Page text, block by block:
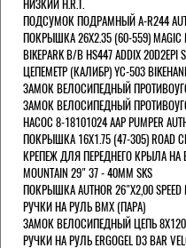
НИЗКИЙ H.R.T.
ПОДСУМОК ПОДРАМНЫЙ A-R244
ПОКРЫШКА 26X2.35 (60-559) MAGIC
BIKEPARK B/B HS447 ADDIX 20D2EPI
ЦЕПЕМЕТР (КАЛИБР) YC-503
ЗАМОК ВЕЛОСИПЕДНЫЙ
ЗАМОК ВЕЛОСИПЕДНЫЙ
НАСОС 8-18101024 AAP PUMPER
ПОКРЫШКА 16X1.75 (47-305) ROAD
КРЕПЕЖ ДЛЯ ПЕРЕДНЕГО КРЫЛА НА
MOUNTAIN 29" 37 - 40ММ SKS
ПОКРЫШКА AUTHOR 26"Х2,00 SPEED
РУЧКИ НА РУЛЬ BMX (ПАРА)
ЗАМОК ВЕЛОCИПЕДНЫЙ ЦЕПЬ
РУЧКИ НА РУЛЬ ERGOGEL D3 BAR